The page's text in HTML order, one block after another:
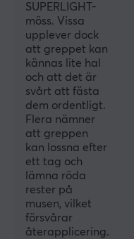
SUPERLIGHT-
möss. Vissa
upplever dock
att greppet kan
kännas lite hal
och att det är
svårt att fästa
dem ordentligt.
Flera nämner
att greppen
kan lossna efter
ett tag och
lämna röda
rester på
musen, vilket
försvårar
återapplicering.